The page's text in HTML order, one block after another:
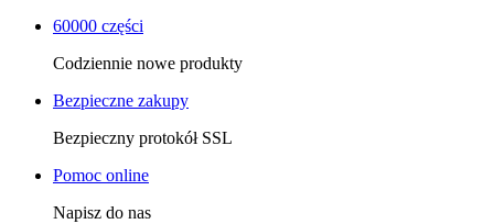
60000 części
Codziennie nowe produkty
Bezpieczne zakupy
Bezpieczny protokół SSL
Pomoc online
Napisz do nas